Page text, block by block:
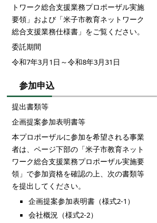
トワーク総合支援業務プロポーザル実施
要領」および「米子市教育ネットワーク
総合支援業務仕様書」をご覧ください。
委託期間
令和7年3月1日～令和8年3月31日
参加申込
提出書類等
企画提案参加表明書等
本プロポーザルに参加を希望される事業
者は、ページ下部の「米子市教育ネット
ワーク総合支援業務プロポーザル実施要
領」で参加資格を確認の上、次の書類等
を提出してください。
企画提案参加表明書（様式2-1）
会社概況（様式2-2）